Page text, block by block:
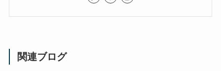
関連ブログ